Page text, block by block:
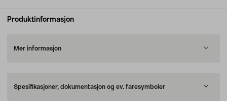
Produktinformasjon
Mer informasjon
Spesifikasjoner, dokumentasjon og ev. faresymboler